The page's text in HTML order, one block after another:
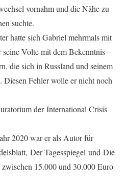
vornahm und die Nähe zu
suchte.
hatte sich Gabriel mehrmals mit
Volte mit dem Bekenntnis
die sich in Russland und seinem
Diesen Fehler wolle er nicht noch
der International Crisis
2020 war er als Autor für
Der Tagesspiegel und Die
15.000 und 30.000 Euro